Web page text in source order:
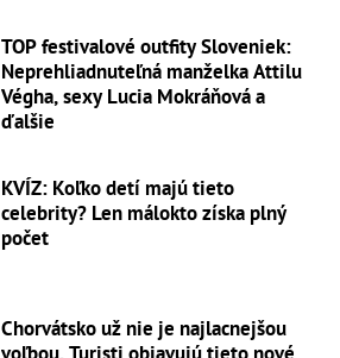
TOP festivalové outfity Sloveniek:
Neprehliadnuteľná manželka Attilu
Végha, sexy Lucia Mokráňová a
ďalšie
KVÍZ: Koľko detí majú tieto
celebrity? Len málokto získa plný
počet
Chorvátsko už nie je najlacnejšou